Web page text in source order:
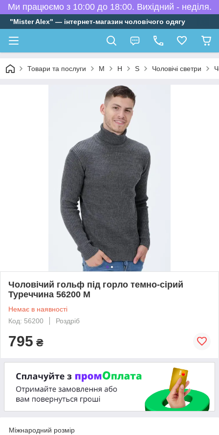
Ми працюємо з 10:00 до 18:00. Вихідний - неділя.
"Mister Alex" — інтернет-магазин чоловічого одягу
Товари та послуги М H S Чоловічі светри
Чоловічий гольф під горло темно-сірий
Туреччина 56200 М
Немає в наявності
Код: 56200
Роздріб
795 ₴
Міжнародний розмір